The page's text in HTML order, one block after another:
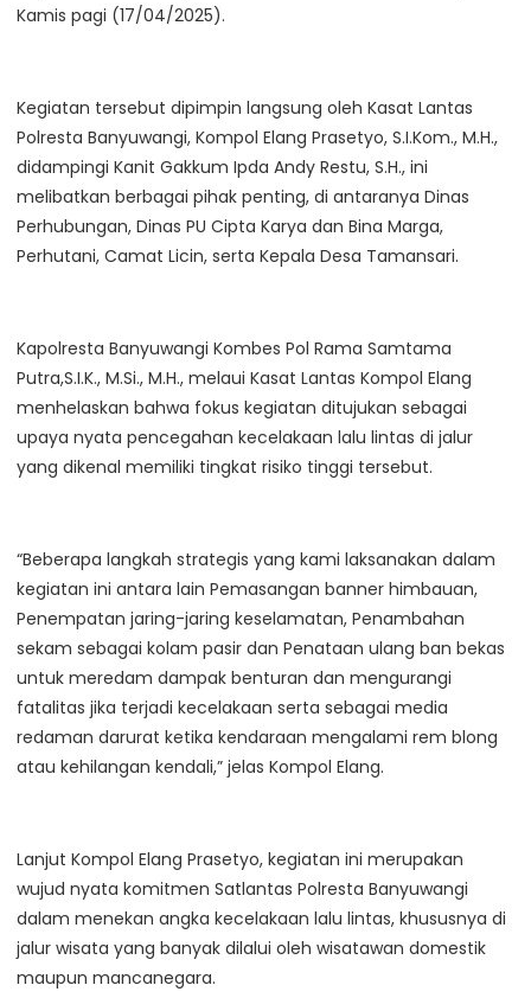
Kamis pagi (17/04/2025).
Kegiatan tersebut dipimpin langsung oleh Kasat Lantas
Polresta Banyuwangi, Kompol Elang Prasetyo, S.I.Kom., M.H.,
didampingi Kanit Gakkum Ipda Andy Restu, S.H., ini
melibatkan berbagai pihak penting, di antaranya Dinas
Perhubungan, Dinas PU Cipta Karya dan Bina Marga,
Perhutani, Camat Licin, serta Kepala Desa Tamansari.
Kapolresta Banyuwangi Kombes Pol Rama Samtama
Putra,S.I.K., M.Si., M.H., melaui Kasat Lantas Kompol Elang
menhelaskan bahwa fokus kegiatan ditujukan sebagai
upaya nyata pencegahan kecelakaan lalu lintas di jalur
yang dikenal memiliki tingkat risiko tinggi tersebut.
“Beberapa langkah strategis yang kami laksanakan dalam
kegiatan ini antara lain Pemasangan banner himbauan,
Penempatan jaring-jaring keselamatan, Penambahan
sekam sebagai kolam pasir dan Penataan ulang ban bekas
untuk meredam dampak benturan dan mengurangi
fatalitas jika terjadi kecelakaan serta sebagai media
redaman darurat ketika kendaraan mengalami rem blong
atau kehilangan kendali,” jelas Kompol Elang.
Lanjut Kompol Elang Prasetyo, kegiatan ini merupakan
wujud nyata komitmen Satlantas Polresta Banyuwangi
dalam menekan angka kecelakaan lalu lintas, khususnya di
jalur wisata yang banyak dilalui oleh wisatawan domestik
maupun mancanegara.